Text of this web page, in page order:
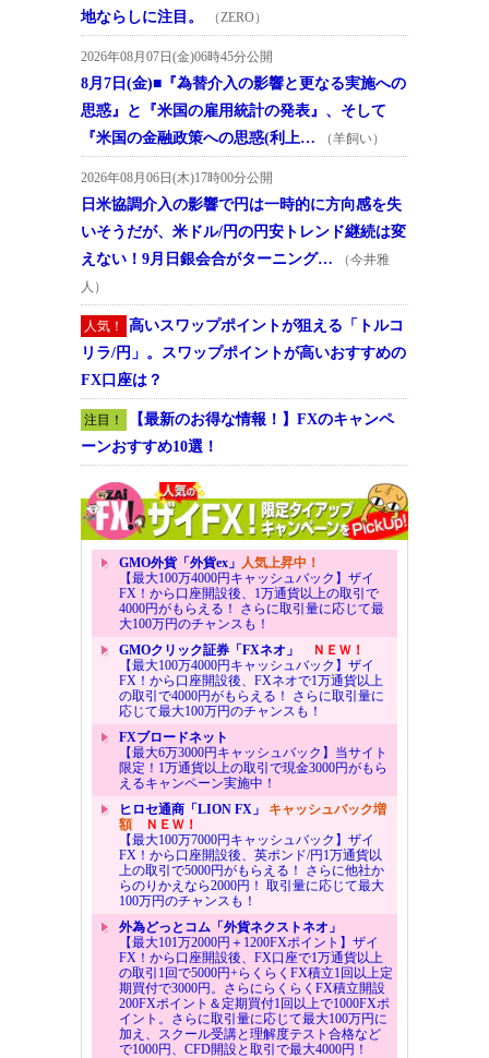
地ならしに注目。 （ZERO）
2026年08月07日(金)06時45分公開
8月7日(金)■『為替介入の影響と更なる実施への
思惑』と『米国の雇用統計の発表』、そして
『米国の金融政策への思惑(利上…
（羊飼い）
2026年08月06日(木)17時00分公開
日米協調介入の影響で円は一時的に方向感を失
いそうだが、米ドル/円の円安トレンド継続は変
えない！9月日銀会合がターニング…
（今井雅
人）
人気！
高いスワップポイントが狙える「トルコ
リラ/円」。スワップポイントが高いおすすめの
FX口座は？
注目！
【最新のお得な情報！】FXのキャンペ
ーンおすすめ10選！
GMO外貨「外貨ex」 人気上昇中！
【最大100万4000円キャッシュバック】ザイ
FX！から口座開設後、1万通貨以上の取引で
4000円がもらえる！ さらに取引量に応じて最
大100万円のチャンスも！
GMOクリック証券「FXネオ」
ＮＥＷ！
【最大100万4000円キャッシュバック】ザイ
FX！から口座開設後、FXネオで1万通貨以上
の取引で4000円がもらえる！ さらに取引量に
応じて最大100万円のチャンスも！
FXブロードネット
【最大6万3000円キャッシュバック】当サイト
限定！1万通貨以上の取引で現金3000円がもら
えるキャンペーン実施中！
ヒロセ通商「LION FX」 キャッシュバック増
額ＮＥＷ！
【最大100万7000円キャッシュバック】ザイ
FX！から口座開設後、英ポンド/円1万通貨以
上の取引で5000円がもらえる！ さらに他社か
らのりかえなら2000円！ 取引量に応じて最大
100万円のチャンスも！
外為どっとコム「外貨ネクストネオ」
【最大101万2000円＋1200FXポイント】ザイ
FX！から口座開設後、FX口座で1万通貨以上
の取引1回で5000円+らくらくFX積立1回以上定
期買付で3000円。さらにらくらくFX積立開設
200FXポイント＆定期買付1回以上で1000FXポ
イント。さらに取引量に応じて最大100万円に
加え、スクール受講と理解度テスト合格など
で1000円、CFD開設と取引で最大4000円！